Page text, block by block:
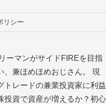
リシー
ーマンがサイドFIREを目指
、兼ほめほめおじさん。 現
トレードの兼業投資家に利益
投資で資産が増えるか？初心